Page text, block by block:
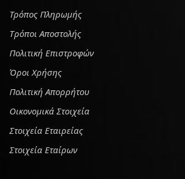
Τρόπος Πληρωμής
Tρόποι Αποστολής
Πολιτική Επιστροφών
Όροι Χρήσης
Πολιτική Απορρήτου
Οικονομικά Στοιχεία
Στοιχεία Εταιρείας
Στοιχεία Εταίρων